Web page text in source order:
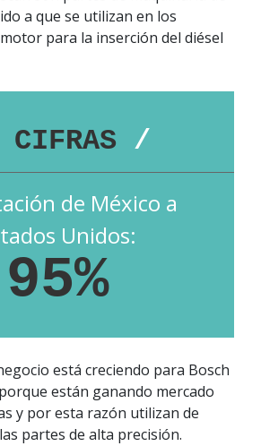
a que se utilizan en los
para la inserción del diésel
CIFRAS /
de México a
Unidos:
95%
está creciendo para Bosch
están ganando mercado
y por esta razón utilizan de
partes de alta precisión.